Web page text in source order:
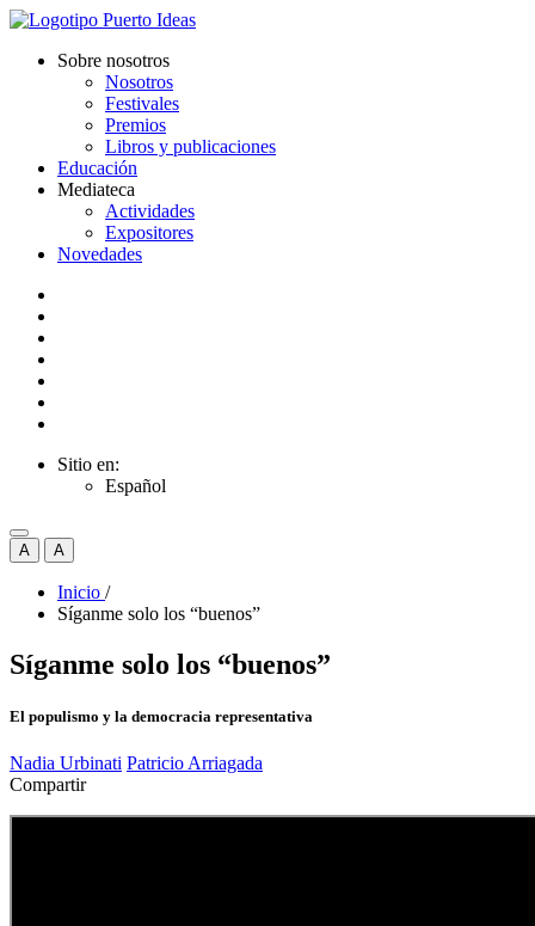
Sobre nosotros
Nosotros
Festivales
Premios
Libros y publicaciones
Educación
Mediateca
Actividades
Expositores
Novedades
Sitio en:
Español
A A
Inicio /
Síganme solo los “buenos”
Síganme solo los “buenos”
El populismo y la democracia representativa
Nadia Urbinati Patricio Arriagada
Compartir